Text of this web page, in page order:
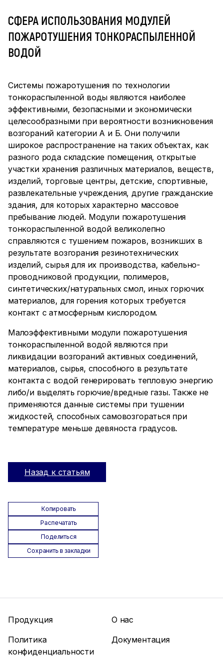
СФЕРА ИСПОЛЬЗОВАНИЯ МОДУЛЕЙ
ПОЖАРОТУШЕНИЯ ТОНКОРАСПЫЛЕННОЙ
ВОДОЙ
Системы пожаротушения по технологии
тонкораспыленной воды являются наиболее
эффективными, безопасными и экономически
целесообразными при вероятности возникновения
возгораний категории А и Б. Они получили
широкое распространение на таких объектах, как
разного рода складские помещения, открытые
участки хранения различных материалов, веществ,
изделий, торговые центры, детские, спортивные,
развлекательные учреждения, другие гражданские
здания, для которых характерно массовое
пребывание людей. Модули пожаротушения
тонкораспыленной водой великолепно
справляются с тушением пожаров, возникших в
результате возгорания резинотехнических
изделий, сырья для их производства, кабельно-
проводниковой продукции, полимеров,
синтетических/натуральных смол, иных горючих
материалов, для горения которых требуется
контакт с атмосферным кислородом.
Малоэффективными модули пожаротушения
тонкораспыленной водой являются при
ликвидации возгораний активных соединений,
материалов, сырья, способного в результате
контакта с водой генерировать тепловую энергию
либо/и выделять горючие/вредные газы. Также не
применяются данные системы при тушении
жидкостей, способных самовозгораться при
температуре меньше девяноста градусов.
Назад к статьям
Копировать
Распечатать
Поделиться
Сохранить в закладки
Продукция
О нас
Политика
конфиденциальности
Документация